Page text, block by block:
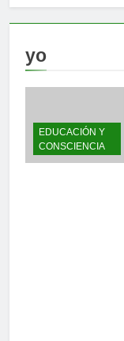
yo
EDUCACIÓN Y
CONSCIENCIA